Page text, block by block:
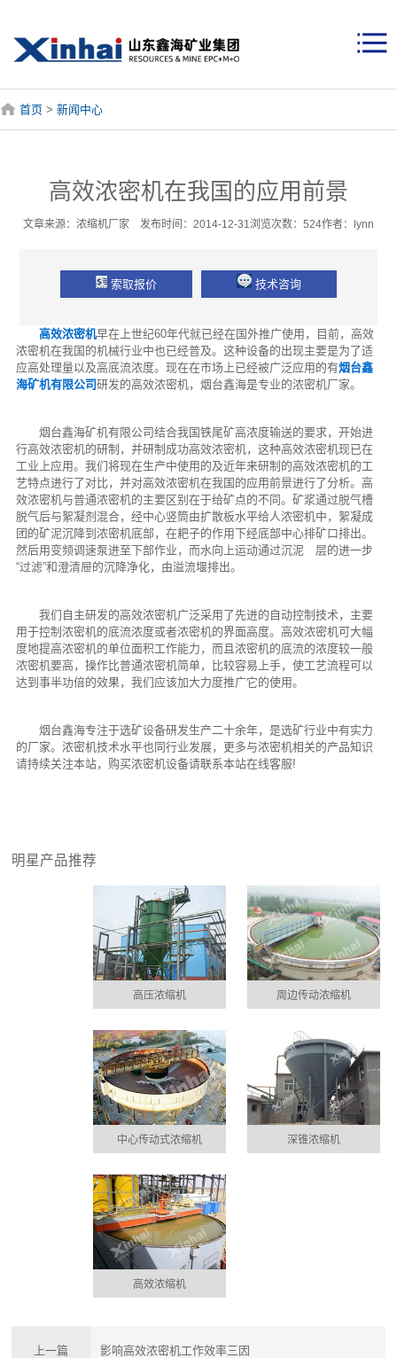
首页 > 新闻中心
高效浓密机在我国的应用前景
文章来源：浓缩机厂家 发布时间：2014-12-31浏览次数：524作者：lynn
索取报价 技术咨询
高效浓密机早在上世纪60年代就已经在国外推广使用，目前，高效
浓密机在我国的机械行业中也已经普及。这种设备的出现主要是为了适
应高处理量以及高底流浓度。现在在市场上已经被广泛应用的有烟台鑫
海矿机有限公司研发的高效浓密机，烟台鑫海是专业的浓密机厂家。
烟台鑫海矿机有限公司结合我国铁尾矿高浓度输送的要求，开始进
行高效浓密机的研制，并研制成功高效浓密机，这种高效浓密机现已在
工业上应用。我们将现在生产中使用的及近年来研制的高效浓密机的工
艺特点进行了对比，并对高效浓密机在我国的应用前景进行了分析。高
效浓密机与普通浓密机的主要区别在于给矿点的不同。矿浆通过脱气槽
脱气后与絮凝剂混合，经中心竖筒由扩散板水平给人浓密机中，絮凝成
团的矿泥沉降到浓密机底部，在耙子的作用下经底部中心排矿口排出。
然后用变频调速泵进至下部作业，而水向上运动通过沉泥 层的进一步
“过滤”和澄清屉的沉降净化，由溢流堰排出。
我们自主研发的高效浓密机广泛采用了先进的自动控制技术，主要
用于控制浓密机的底流浓度或者浓密机的界面高度。高效浓密机可大幅
度地提高浓密机的单位面积工作能力，而且浓密机的底流的浓度较一般
浓密机要高，操作比普通浓密机简单，比较容易上手，使工艺流程可以
达到事半功倍的效果，我们应该加大力度推广它的使用。
烟台鑫海专注于选矿设备研发生产二十余年，是选矿行业中有实力
的厂家。浓密机技术水平也同行业发展，更多与浓密机相关的产品知识
请持续关注本站，购买浓密机设备请联系本站在线客服!
明星产品推荐
高压浓缩机 周边传动浓缩机
中心传动式浓缩机 深锥浓缩机
高效浓缩机
上一篇 影响高效浓密机工作效率三因